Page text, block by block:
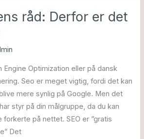
råd: Derfor er det
Engine Optimization eller på dansk
Seo er meget vigtig, fordi det kan
mere synlig på Google. Men det
styr på din målgruppe, da du kan
forkerte på nettet. SEO er ”gratis
Det